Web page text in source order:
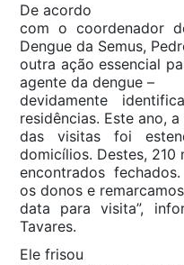
De acordo
com o coordenador
Dengue da Semus,
outra ação essencial
agente da dengue –
devidamente
residências. Este ano,
das visitas foi
domicílios. Destes, 210
encontrados
os donos e
data para visita”,
Tavares.
Ele frisou